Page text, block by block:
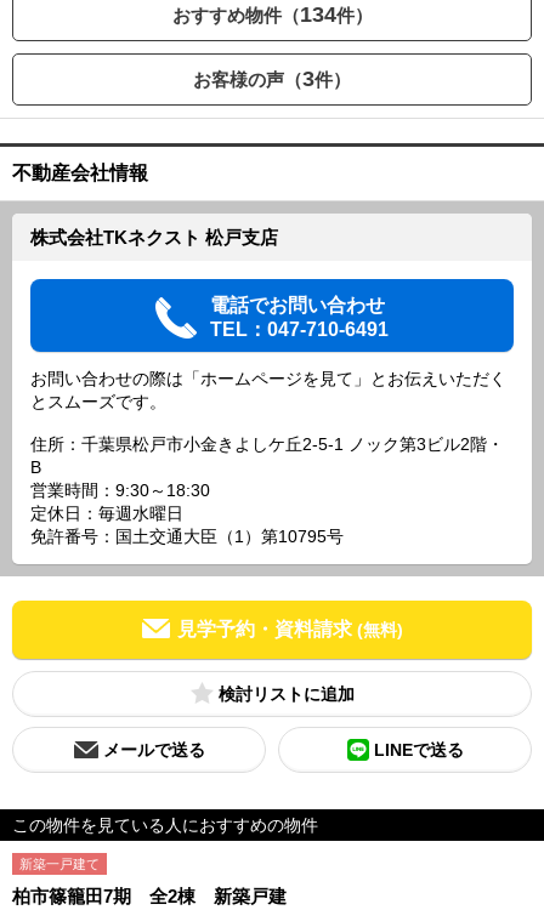
おすすめ物件（134件）
お客様の声（3件）
不動産会社情報
株式会社TKネクスト 松戸支店
電話でお問い合わせ
TEL：047-710-6491
お問い合わせの際は「ホームページを見て」とお伝えいただく
とスムーズです。
住所：千葉県松戸市小金きよしケ丘2-5-1 ノック第3ビル2階・
B
営業時間：9:30～18:30
定休日：毎週水曜日
免許番号：国土交通大臣（1）第10795号
見学予約・資料請求 (無料)
検討リスト
メールで送る LINEで送る
この物件を見ている人におすすめの物件
新築一戸建て
柏市篠籠田7期 全2棟 新築戸建